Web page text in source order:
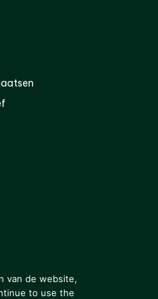
van de website,
to use the